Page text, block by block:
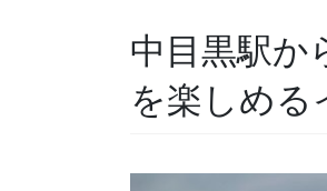
中目黒駅か
を楽しめる